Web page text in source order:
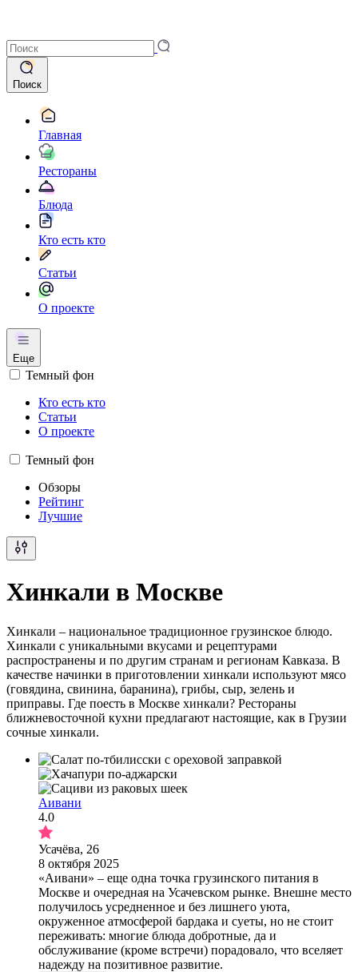
Поиск
Главная
Рестораны
Блюда
Кто есть кто
Статьи
О проекте
Еще
Темный фон
Кто есть кто
Статьи
О проекте
Темный фон
Обзоры
Рейтинг
Лучшие
Хинкали в Москве
Хинкали – национальное традиционное грузинское блюдо.
Хинкали с уникальными вкусами и рецептурами
распространены и по другим странам и регионам Кавказа. В
качестве начинки в приготовлении хинкали используют мясо
(говядина, свинина, баранина), грибы, сыр, зелень и
приправы. Где поесть в Москве хинкали? Рестораны
ближневосточной кухни предлагают настоящие, как в Грузии
сочные хинкали.
Аивани
4.0
Усачёва, 26
8 октября 2025
«Аивани» – еще одна точка грузинского питания в
Москве и очередная на Усачевском рынке. Внешне место
получилось усредненное и без лишнего уюта,
окруженное атмосферой бардака и суеты, но не стоит
переживать: многие блюда добротные, да и
обслуживание (кроме встречи) порадовало, что вселяет
надежду на позитивное развитие.